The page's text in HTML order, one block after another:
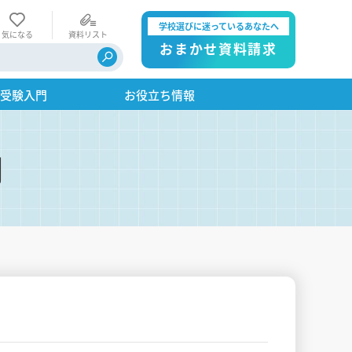
気になる 資料リスト
学校選びに迷っているあなたへ
おまかせ資料請求
験入門 お役立ち情報